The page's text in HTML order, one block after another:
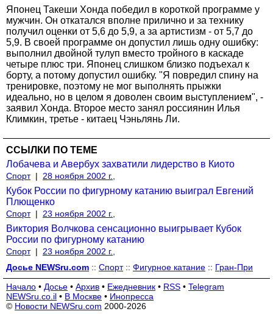
Японец Такеши Хонда победил в короткой программе у
мужчин. Он откатался вполне прилично и за технику
получил оценки от 5,6 до 5,9, а за артистизм - от 5,7 до
5,9. В своей программе он допустил лишь одну ошибку:
выполнил двойной тулуп вместо тройного в каскаде
четыре плюс три. Японец слишком близко подъехал к
борту, а потому допустил ошибку. "Я повредил спину на
тренировке, поэтому не мог выполнять прыжки
идеально, но в целом я доволен своим выступлением", -
заявил Хонда. Второе место занял россиянин Илья
Климкин, третье - китаец Чэньлянь Ли.
ССЫЛКИ ПО ТЕМЕ
Лобачева и Авербух захватили лидерство в Киото
Спорт | 28 ноября 2002 г.,
Кубок России по фигурному катанию выиграл Евгений
Плющенко
Спорт | 23 ноября 2002 г.,
Виктория Волчкова сенсационно выигрывает Кубок
России по фигурному катанию
Спорт |
23 ноября 2002 г.,
Досье NEWSru.com :: Спорт:: Фигурное катание :: Гран-При
Начало • Досье • Архив • Ежедневник • RSS • Telegram
NEWSru.co.il • В Москве • Инопресса
© Новости NEWSru.com 2000-2026